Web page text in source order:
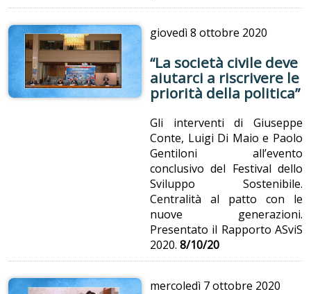
giovedì8 ottobre 2020
“La società civile deve
aiutarci a riscrivere le
priorità della politica”
Gli interventi di Giuseppe
Conte, Luigi Di Maio e Paolo
Gentiloni all’evento
conclusivo del Festival dello
Sviluppo Sostenibile.
Centralità al patto con le
nuove generazioni.
Presentato il Rapporto ASviS
2020. 8/10/20
mercoledì 7 ottobre 2020